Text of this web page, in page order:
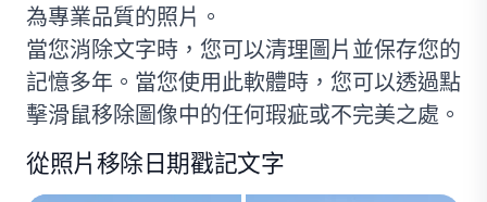
為專業品質的照片。
當您消除文字時，您可以清理圖片並保存您的
記憶多年。當您使用此軟體時，您可以透過點
擊滑鼠移除圖像中的任何瑕疵或不完美之處。
從照片移除日期戳記文字